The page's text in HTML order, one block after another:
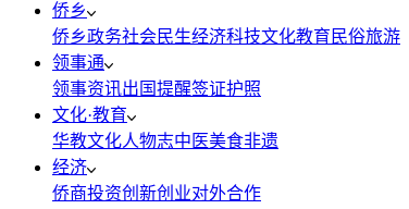
侨乡
侨乡政务社会民生经济科技文化教育 民俗旅游
领事通
领事资讯出国提醒签证护照
文化·教育
华教文化人物志中医美食非遗
经济
侨商投资创新创业对外合作